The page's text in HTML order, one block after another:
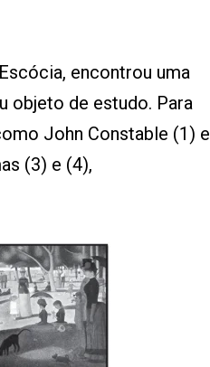
encontrou uma
objeto de estudo. Para
John Constable (1) e
(3) e (4),